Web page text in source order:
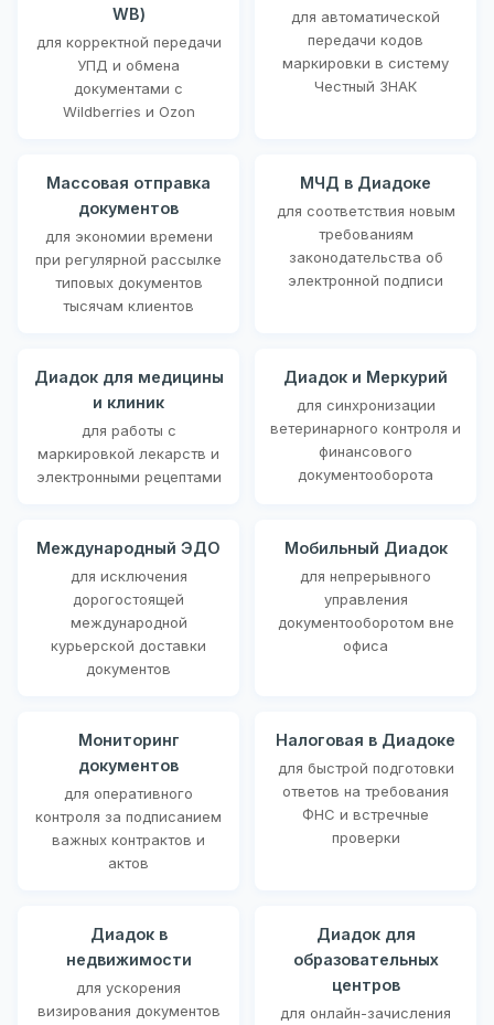
WB)
для корректной передачи
УПД и обмена
документами с
Wildberries и Ozon
для автоматической
передачи кодов
маркировки в систему
Честный ЗНАК
Массовая отправка
документов
для экономии времени
при регулярной рассылке
типовых документов
тысячам клиентов
МЧД в Диадоке
для соответствия новым
требованиям
законодательства об
электронной подписи
Диадок для медицины
и клиник
для работы с
маркировкой лекарств и
электронными рецептами
Диадок и Меркурий
для синхронизации
ветеринарного контроля и
финансового
документооборота
Международный ЭДО
для исключения
дорогостоящей
международной
курьерской доставки
документов
Мобильный Диадок
для непрерывного
управления
документооборотом вне
офиса
Мониторинг
документов
для оперативного
контроля за подписанием
важных контрактов и
актов
Налоговая в Диадоке
для быстрой подготовки
ответов на требования
ФНС и встречные
проверки
Диадок в
недвижимости
для ускорения
визирования документов
Диадок для
образовательных
центров
для онлайн-зачисления